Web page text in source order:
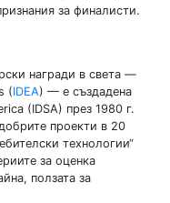
за финалисти.
награди в света —
(IDEA) — е създадена
(IDSA) през 1980 г.
проекти в 20
технологии“
за оценка
ползата за